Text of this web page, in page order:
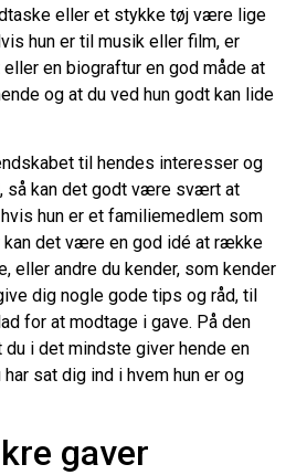
eller et stykke tøj være lige
hun er til musik eller film, er
en biograftur en god måde at
og at du ved hun godt kan lide
til hendes interesser og
så kan det godt være svært at
hun er et familiemedlem som
kan det være en god idé at række
eller andre du kender, som kender
dig nogle gode tips og råd, til
for at modtage i gave. På den
du i det mindste giver hende en
sat dig ind i hvem hun er og
gaver